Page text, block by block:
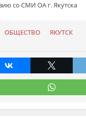
со СМИ ОА г. Якутска
ОБЩЕСТВО ЯКУТСК